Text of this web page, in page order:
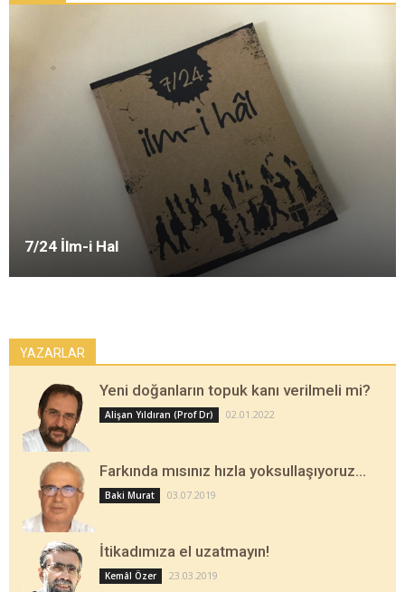
7/24 İlm-i Hal
YAZARLAR
Yeni doğanların topuk kanı verilmeli mi?
Alişan Yıldıran (Prof Dr) 02.01.2022
Farkında mısınız hızla yoksullaşıyoruz…
Baki Murat 03.07.2019
İtikadımıza el uzatmayın!
Kemâl Özer 23.03.2019